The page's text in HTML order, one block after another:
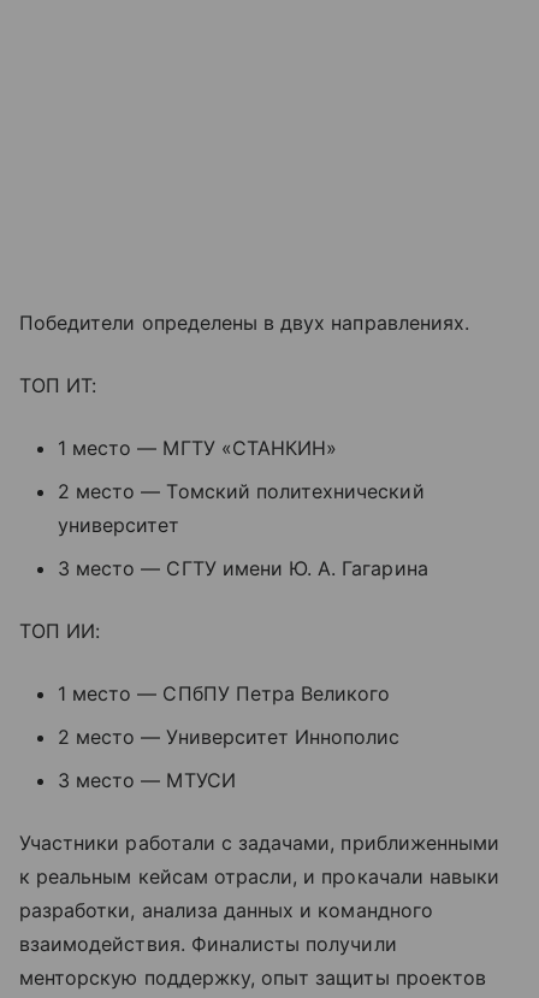
Победители определены в двух направлениях.
ТОП ИТ:
1 место — МГТУ «СТАНКИН»
2 место — Томский политехнический
университет
3 место — СГТУ имени Ю. А. Гагарина
ТОП ИИ:
1 место — СПбПУ Петра Великого
2 место — Университет Иннополис
3 место — МТУСИ
Участники работали с задачами, приближенными
к реальным кейсам отрасли, и прокачали навыки
разработки, анализа данных и командного
взаимодействия. Финалисты получили
менторскую поддержку, опыт защиты проектов